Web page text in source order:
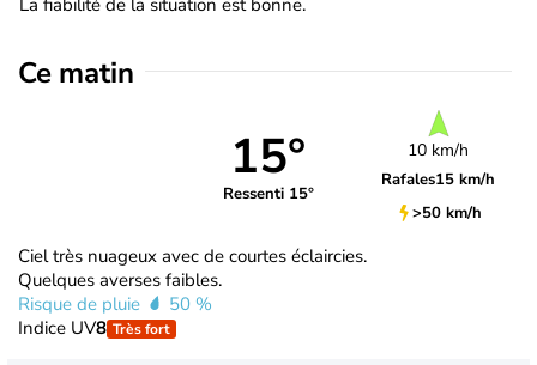
Ce matin
15°
Ressenti 15°
10 km/h
Rafales15 km/h
>50 km/h
Ciel très nuageux avec de courtes éclaircies.
Quelques averses faibles.
Risque de pluie
50 %
Indice UV8 Très fort